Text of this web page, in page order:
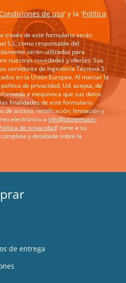
de uso' y la 'Política
través de este formulario serán
S.L. como responsable del
serán utilizados para
nuestras novedades y ofertas. Sus
servidores de Ingeniería Tecnova S.
en la Unión Europea. Al marcar la
de privacidad, Ud. acepta, de
e inequívoca que sus datos
finalidades de este formulario.
de acceso, rectificación, limitación y
electrónico a info@storemusic-
de privacidad' tiene a su
y detallada sobre la
de entrega